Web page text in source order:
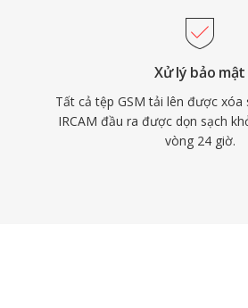
Xử lý bảo mật
Tất cả tệp GSM tải lên được xóa
IRCAM đầu ra được dọn sạch
vòng 24 giờ.